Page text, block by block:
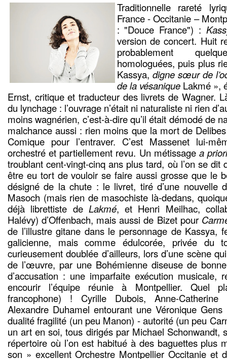
Traditionnelle rareté
France - Occitanie –
: "Douce France") :
version de concert. Huit
probablement
homologuées, puis plus
Kassya, digne sœur de
de la vésaniqueLakmé »,
Ernst, critique et traducteur des livrets de Wagner.
du lynchage : l’ouvrage n’était ni naturaliste ni rien
moins wagnérien, c’est-à-dire qu’il était démodé de
malchance aussi : rien moins que la mort de Delibes
Comique pour l’entraver. C’est Massenet lui-
orchestré et partiellement revu. Un métissage a priori
troublant cent-vingt-cinq ans plus tard, où l’on se dit
être eu tort de vouloir se faire aussi grosse que le
désigné de la chute : le livret, tiré d’une nouvelle
Masoch (mais rien de masochiste là-dedans,
déjà librettiste de Lakmé, et Henri Meilhac,
Halévy) d’Offenbach, mais aussi de Bizet pour
de l’illustre gitane dans le personnage de Kassya,
galicienne, mais comme édulcorée, privée du
curieusement doublée d’ailleurs, lors d’une scène
de l’œuvre, par une Bohémienne diseuse de
d’accusation : une imparfaite exécution musicale,
encourir l’équipe réunie à Montpellier. Quel
francophone) ! Cyrille Dubois, Anne-
Alexandre Duhamel entourant une Véronique
dualité fragilité (un peu Manon) - autorité (un peu
un art en soi, tous dirigés par Michael Schonwandt,
répertoire où l’on est habitué à des baguettes plus
son » excellent Orchestre Montpellier Occitanie et